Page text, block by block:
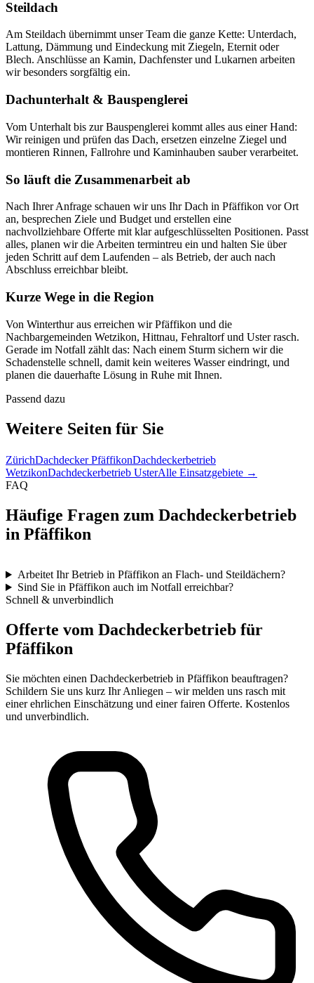
Steildach
Am Steildach übernimmt unser Team die ganze Kette: Unterdach,
Lattung, Dämmung und Eindeckung mit Ziegeln, Eternit oder
Blech. Anschlüsse an Kamin, Dachfenster und Lukarnen arbeiten
wir besonders sorgfältig ein.
Dachunterhalt & Bauspenglerei
Vom Unterhalt bis zur Bauspenglerei kommt alles aus einer Hand:
Wir reinigen und prüfen das Dach, ersetzen einzelne Ziegel und
montieren Rinnen, Fallrohre und Kaminhauben sauber verarbeitet.
So läuft die Zusammenarbeit ab
Nach Ihrer Anfrage schauen wir uns Ihr Dach in Pfäffikon vor Ort
an, besprechen Ziele und Budget und erstellen eine
nachvollziehbare Offerte mit klar aufgeschlüsselten Positionen. Passt
alles, planen wir die Arbeiten termintreu ein und halten Sie über
jeden Schritt auf dem Laufenden – als Betrieb, der auch nach
Abschluss erreichbar bleibt.
Kurze Wege in die Region
Von Winterthur aus erreichen wir Pfäffikon und die
Nachbargemeinden Wetzikon, Hittnau, Fehraltorf und Uster rasch.
Gerade im Notfall zählt das: Nach einem Sturm sichern wir die
Schadenstelle schnell, damit kein weiteres Wasser eindringt, und
planen die dauerhafte Lösung in Ruhe mit Ihnen.
Passend dazu
Weitere Seiten für Sie
ZürichDachdecker PfäffikonDachdeckerbetrieb
WetzikonDachdeckerbetrieb UsterAlle Einsatzgebiete →
FAQ
Häufige Fragen zum Dachdeckerbetrieb
in Pfäffikon
Arbeitet Ihr Betrieb in Pfäffikon an Flach- und Steildächern?
Sind Sie in Pfäffikon auch im Notfall erreichbar?
Schnell & unverbindlich
Offerte vom Dachdeckerbetrieb für
Pfäffikon
Sie möchten einen Dachdeckerbetrieb in Pfäffikon beauftragen?
Schildern Sie uns kurz Ihr Anliegen – wir melden uns rasch mit
einer ehrlichen Einschätzung und einer fairen Offerte. Kostenlos
und unverbindlich.